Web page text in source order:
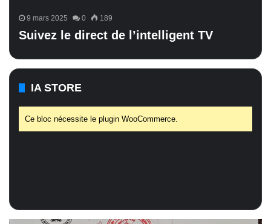
9 mars 2025 0 189
Suivez le direct de l’intelligent TV
IA STORE
Ce bloc nécessite le plugin WooCommerce.